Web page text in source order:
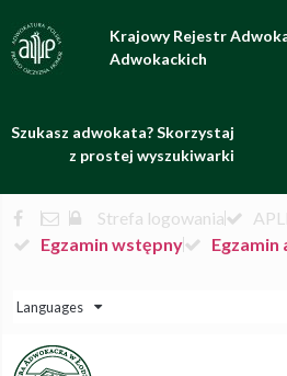
Krajowy Rejestr
Adwokackich
Szukasz adwokata? Skorzystaj
z prostej wyszukiwarki
Strefa logowania
Egzamin wstępny
Egzamin
Languages